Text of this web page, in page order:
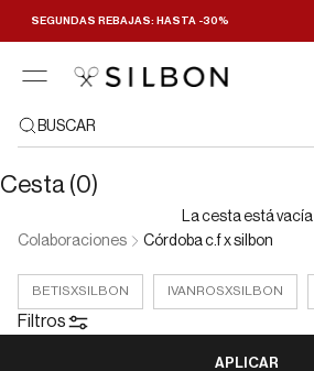
SEGUNDAS REBAJAS: HASTA -30%
BUSCAR
Cesta (0)
La cesta está vacía
Colaboraciones
Córdoba c.f x silbon
BETISXSILBON IVANROSXSILBON
Filtros
APLICAR